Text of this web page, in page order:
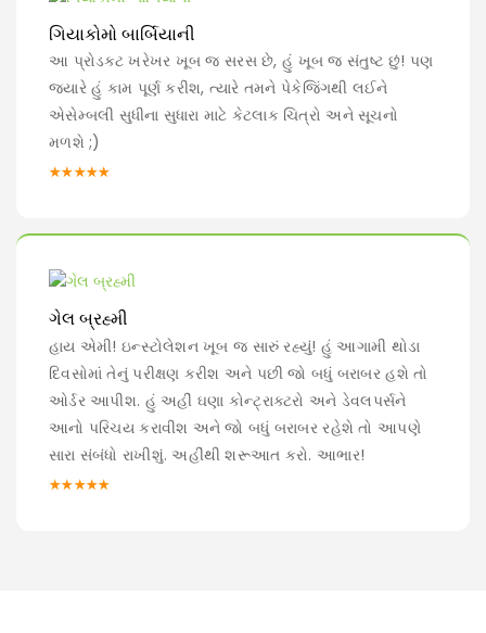
ગિયાકોમો બાર્બિયાની
આ પ્રોડક્ટ ખરેખર ખૂબ જ સરસ છે, હું ખૂબ જ સંતુષ્ટ છું! પણ
જ્યારે હું કામ પૂર્ણ કરીશ, ત્યારે તમને પેકેજિંગથી લઈને
એસેમ્બલી સુધીના સુધારા માટે કેટલાક ચિત્રો અને સૂચનો
મળશે ;)
★★★★★
ગેલ બ્રહ્મી
હાય એમી! ઇન્સ્ટોલેશન ખૂબ જ સારું રહ્યું! હું આગામી થોડા
દિવસોમાં તેનું પરીક્ષણ કરીશ અને પછી જો બધું બરાબર હશે તો
ઓર્ડર આપીશ. હું અહીં ઘણા કોન્ટ્રાક્ટરો અને ડેવલપર્સને
આનો પરિચય કરાવીશ અને જો બધું બરાબર રહેશે તો આપણે
સારા સંબંધો રાખીશું. અહીંથી શરૂઆત કરો. આભાર!
★★★★★